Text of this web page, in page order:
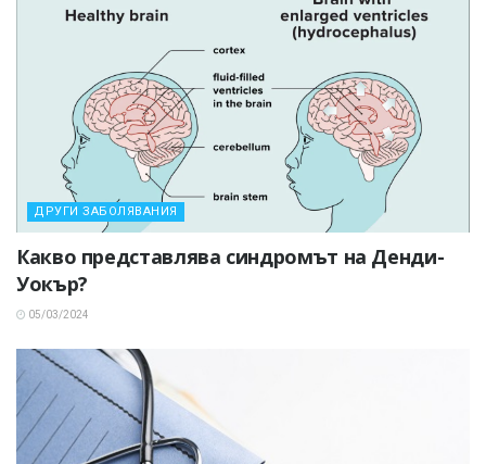
ДРУГИ ЗАБОЛЯВАНИЯ
Какво представлява синдромът на Денди-
Уокър?
05/03/2024